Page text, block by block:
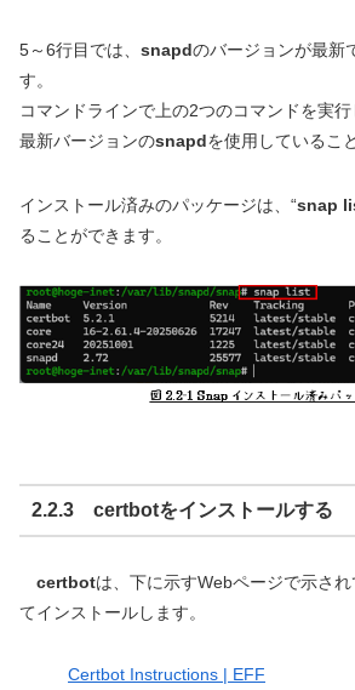
5～6行目では、 snapdのバージョンが最新
す。
コマンドラインで上の2つのコマンドを実行
最新バージョンのsnapdを使用しているこ
インストール済みのパッケージは、“snap
ることができます。
2.2.3 certbotをインストールする
certbotは、下に示すWebページで示さ
てインストールします。
Certbot Instructions | EFF